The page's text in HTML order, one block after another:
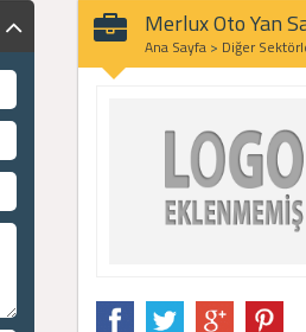
Merlux Oto Yan
Ana Sayfa > Diğer